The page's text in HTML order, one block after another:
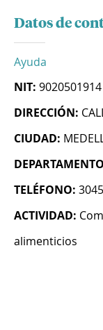
Datos de
Ayuda
NIT: 9020501914
DIRECCIÓN:
CIUDAD:
TELÉFONO:
ACTIVIDAD:
alimenticios